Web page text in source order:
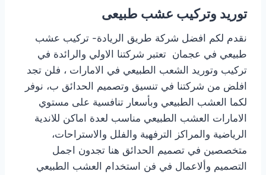
توريد وتركيب عشب طبيعى
نقدم لكم افضل شركة طريق الريادة- تركيب عشب
طبيعي في عجمان تعتبر شركتنا الاولي والرائدة في
تركيب وتوريد الشعب الطبيعي في الامارات ، فلن تجد
افلض من شركتنا في تنسيق وتصميم الحدائق ب، نوفر
لكما العشب الطبيعي وبأسعار تنافسية على مستوي
الامارات العشب الطبيعي مناسب لعدة اماكن للاندية
الرياضية والمراكز الترفهية والفلل والاستراحات،
متخصصين في تصميم الحدائق هنا تجدون اجمل
التصميم وألاعمال في فن استخدام العشب الطبيعي